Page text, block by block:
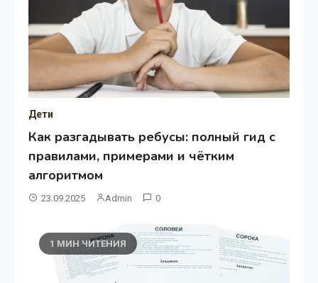
Дети
Как разгадывать ребусы: полный гид с
правилами, примерами и чётким
алгоритмом
23.09.2025 Admin 0
1 МИН ЧИТЕНИЯ